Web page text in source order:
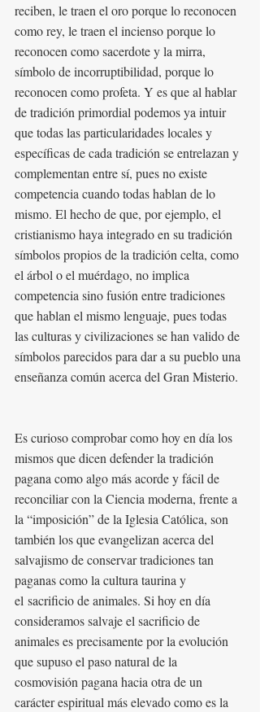
reciben, le traen el oro porque lo reconocen
como rey, le traen el incienso porque lo
reconocen como sacerdote y la mirra,
símbolo de incorruptibilidad, porque lo
reconocen como profeta. Y es que al hablar
de tradición primordial podemos ya intuir
que todas las particularidades locales y
específicas de cada tradición se entrelazan y
complementan entre sí, pues no existe
competencia cuando todas hablan de lo
mismo. El hecho de que, por ejemplo, el
cristianismo haya integrado en su tradición
símbolos propios de la tradición celta, como
el árbol o el muérdago, no implica
competencia sino fusión entre tradiciones
que hablan el mismo lenguaje, pues todas
las culturas y civilizaciones se han valido de
símbolos parecidos para dar a su pueblo una
enseñanza común acerca del Gran Misterio.
Es curioso comprobar como hoy en día los
mismos que dicen defender la tradición
pagana como algo más acorde y fácil de
reconciliar con la Ciencia moderna, frente a
la “imposición” de la Iglesia Católica, son
también los que evangelizan acerca del
salvajismo de conservar tradiciones tan
paganas como la cultura taurina y
el sacrificio de animales. Si hoy en día
consideramos salvaje el sacrificio de
animales es precisamente por la evolución
que supuso el paso natural de la
cosmovisión pagana hacia otra de un
carácter espiritual más elevado como es la